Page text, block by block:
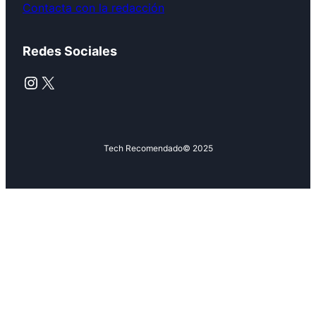
Contacta con la redacción
Redes Sociales
Instagram X
Tech Recomendado© 2025